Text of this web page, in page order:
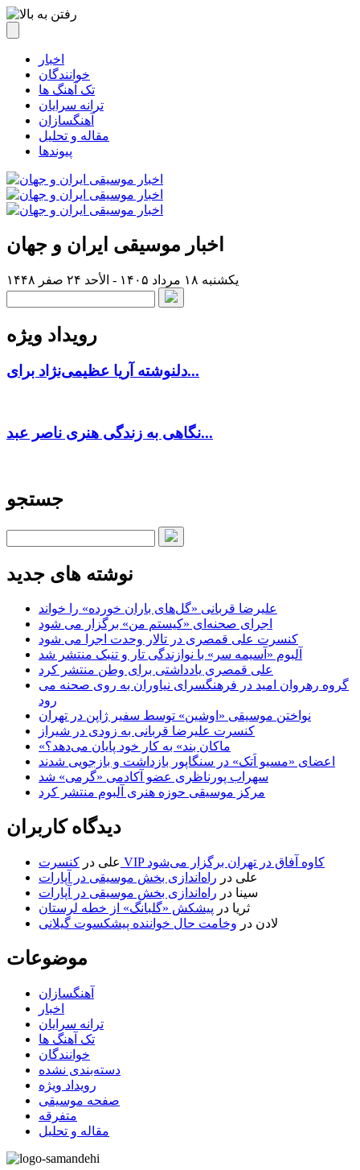
اخبار
خوانندگان
تک آهنگ ها
ترانه سرایان
آهنگسازان
مقاله و تحلیل
پیوندها
اخبار موسیقی ایران و جهان
یکشنبه ۱۸ مرداد ۱۴۰۵ - الأحد ۲۴ صفر ۱۴۴۸
رویداد ویژه
دلنوشته آریا عظیمی‌نژاد برای...
نگاهی به زندگی هنری ناصر عبد...
جستجو
نوشته های جدید
علیرضا قربانی «گل‌های باران خورده» را خواند
اجرای صحنه‌ای «کیستم من» برگزار می شود
کنسرت علی قمصری در تالار وحدت اجرا می شود
آلبوم «آسیمه سر» با نوازندگی تار و تنبک منتشر شد
علی قمصری یادداشتی برای وطن منتشر کرد
گروه رهروان امید در فرهنگسرای نیاوران به روی صحنه می
رود
نواختن موسیقی «اوشین» توسط سفیر ژاپن در تهران
کنسرت علیرضا قربانی به زودی در شیراز
«ماکان بند» به کار خود پایان می‌دهد؟
اعضای «مسیو اَتک» در سنگاپور بازداشت و بازجویی شدند
سهراب پورناظری عضو آکادمی «گرمی» شد
مرکز موسیقی حوزه هنری آلبوم منتشر کرد
دیدگاه کاربران
علی در
کنسرت VIP کاوه آفاق در تهران برگزار می‌شود
علی در راه‌اندازی بخش موسیقی در آپارات
سینا در راه‌اندازی بخش موسیقی در آپارات
ثریا در پیشکش «گلبانگ» از خطه لرستان
لادن در وخامت حال خواننده پیشکسوت گیلانی
موضوعات
آهنگسازان
اخبار
ترانه سرایان
تک آهنگ ها
خوانندگان
دسته‌بندی نشده
رویداد ویژه
صفحه موسیقی
متفرقه
مقاله و تحلیل